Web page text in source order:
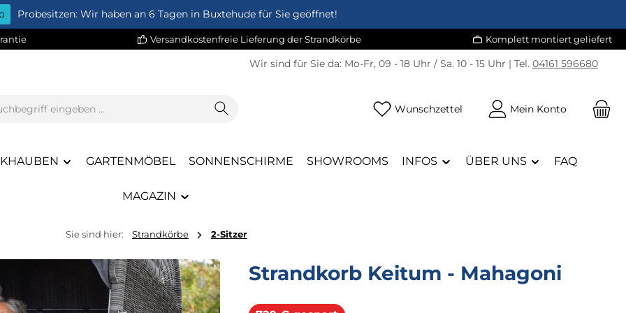
Probesitzen: Wir haben an 6 Tagen in Buxtehude für Sie geöffnet!
Versandkostenfreie Lieferung der Strandkörbe Komplett montiert geliefert
Wir sind für Sie da: Mo-Fr, 09 - 18 Uhr / Sa. 10 - 15 Uhr | Tel. 04161 596680
Wunschzettel Du hast 0 Produkte auf dem
Mein Konto
GARTENMÖBEL SONNENSCHIRME SHOWROOMS INFOS ÜBER UNS FAQ
MAGAZIN
Sie sind hier: Strandkörbe 2-Sitzer
Strandkorb Keitum - Mahagoni